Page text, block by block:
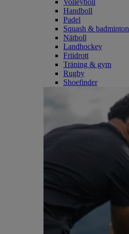
Volleyboll
Handboll
Padel
Squash & badminton
Nätboll
Landhockey
Friidrott
Träning & gym
Rugby
Shoefinder